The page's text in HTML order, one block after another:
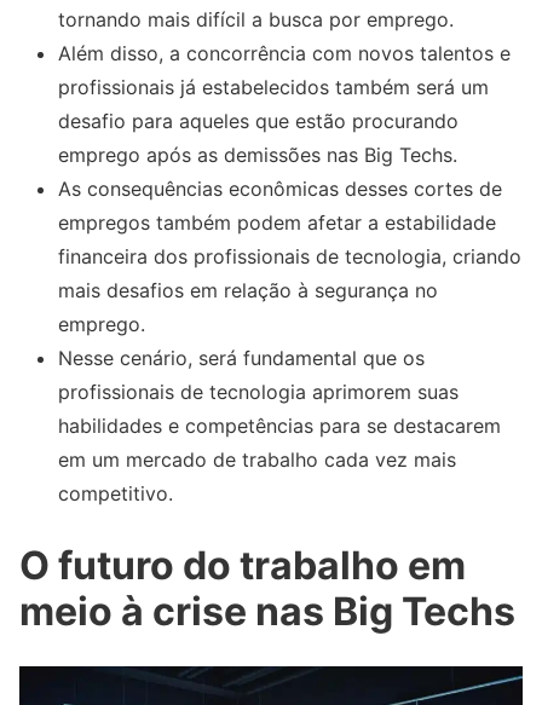
tornando mais difícil a busca por emprego.
Além disso, a concorrência com novos talentos e
profissionais já estabelecidos também será um
desafio para aqueles que estão procurando
emprego após as demissões nas Big Techs.
As consequências econômicas desses cortes de
empregos também podem afetar a estabilidade
financeira dos profissionais de tecnologia, criando
mais desafios em relação à segurança no
emprego.
Nesse cenário, será fundamental que os
profissionais de tecnologia aprimorem suas
habilidades e competências para se destacarem
em um mercado de trabalho cada vez mais
competitivo.
O futuro do trabalho em
meio à crise nas Big Techs